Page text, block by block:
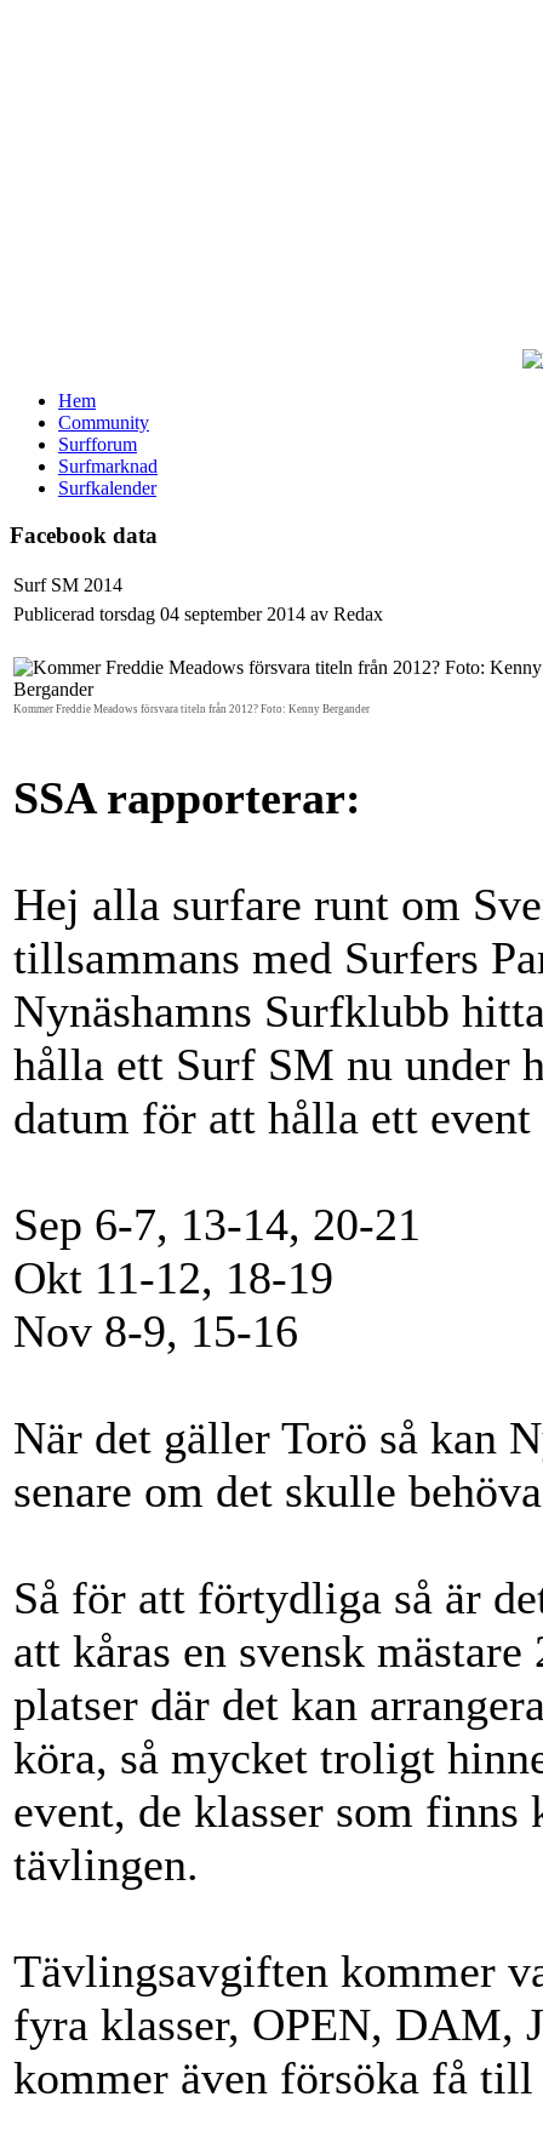
Hem
Community
Surfforum
Surfmarknad
Surfkalender
Facebook data
Surf SM 2014
Publicerad torsdag 04 september 2014 av Redax
Kommer Freddie Meadows försvara titeln från 2012? Foto: Kenny Bergander
SSA rapporterar:
Hej alla surfare runt om
tillsammans med Surfers
Nynäshamns Surfklubb
hålla ett Surf SM nu under
datum för att hålla ett event
Sep 6-7, 13-14, 20-21
Okt 11-12, 18-19
Nov 8-9, 15-16
När det gäller Torö så kan
senare om det skulle
Så för att förtydliga så är
att kåras en svensk
platser där det kan
köra, så mycket troligt
event, de klasser som finns
tävlingen.
Tävlingsavgiften kommer
fyra klasser, OPEN, DAM,
kommer även försöka få till